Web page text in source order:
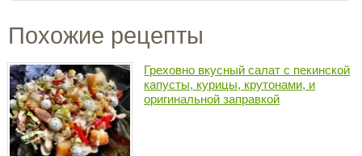
Похожие рецепты
Греховно вкусный салат с пекинской
капусты, курицы, крутонами, и
оригинальной заправкой